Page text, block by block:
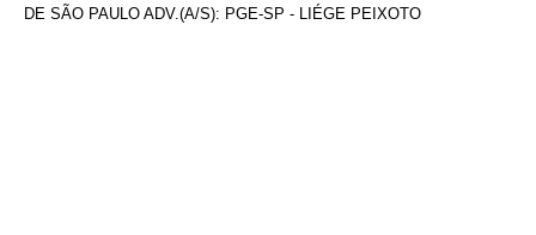
DE SÃO PAULO ADV.(A/S): PGE-SP - LIÉGE PEIXOTO